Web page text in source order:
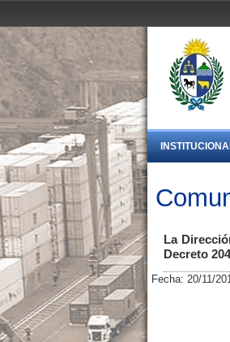
La
Decreto
Fecha: 20/11/